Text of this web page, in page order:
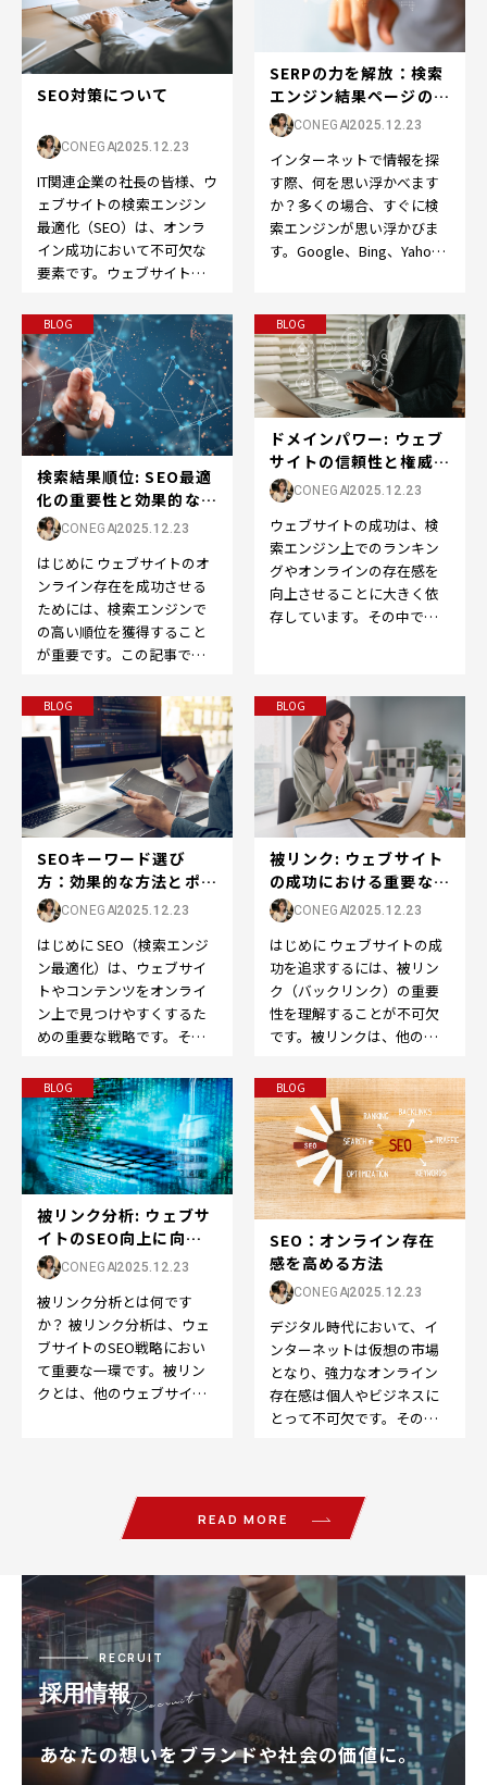
SEO対策について
CONEGA2025.12.23
IT関連企業の社長の皆様、ウ
ェブサイトの検索エンジン
最適化（SEO）は、オンラ
イン成功において不可欠な
要素です。ウェブサイトを
ポイントを押さえてS…
SERPの力を解放：検索
エンジン結果ページの世
界へようこそ
CONEGA2025.12.23
インターネットで情報を探
す際、何を思い浮かべます
か？多くの場合、すぐに検
索エンジンが思い浮かびま
す。Google、Bing、Yahoo
BLOG
検索結果順位: SEO最適
化の重要性と効果的な戦
略 CONEGA2025.12.23
はじめに ウェブサイトのオ
ンライン存在を成功させる
ためには、検索エンジンで
の高い順位を獲得すること
が重要です。この記事で
は「SEO順位」の重要性
と…
BLOG
ドメインパワー: ウェブ
サイトの信頼性と権威の
向上をサポート...
CONEGA2025.12.23
ウェブサイトの成功は、検
索エンジン上でのランキン
グやオンラインの存在感を
向上させることに大きく依
存しています。その中で
BLOG
SEOキーワード選び
方：効果的な方法とポイ
ントCONEGA2025.12.23
はじめに SEO（検索エンジ
ン最適化）は、ウェブサイ
トやコンテンツをオンライ
ン上で見つけやすくするた
めの重要な戦略です。その
の選定は成功の鍵です。…
BLOG
被リンク: ウェブサイト
の成功における重要な役
割 CONEGA2025.12.23
はじめに ウェブサイトの成
功を追求するには、被リン
ク（バックリンク）の重要
性を理解することが不可欠
です。被リンクは、他のウ
ブサイトへのリンクのこ
と…
BLOG
被リンク分析: ウェブサ
イトのSEO向上に向け
た重要なステッ...
CONEGA2025.12.23
被リンク分析とは何です
か？ 被リンク分析は、ウェ
ブサイトのSEO戦略におい
て重要な一環です。被リン
クとは、他のウェブサイト
BLOG
SEO：オンライン存在
感を高める方法
CONEGA2025.12.23
デジタル時代において、イ
ンターネットは仮想の市場
となり、強力なオンライン
存在感は個人やビジネスに
とって不可欠です。そのた
READ MORE
RECRUIT
採用情報
あなたの想いをブランドや社会の価値に。